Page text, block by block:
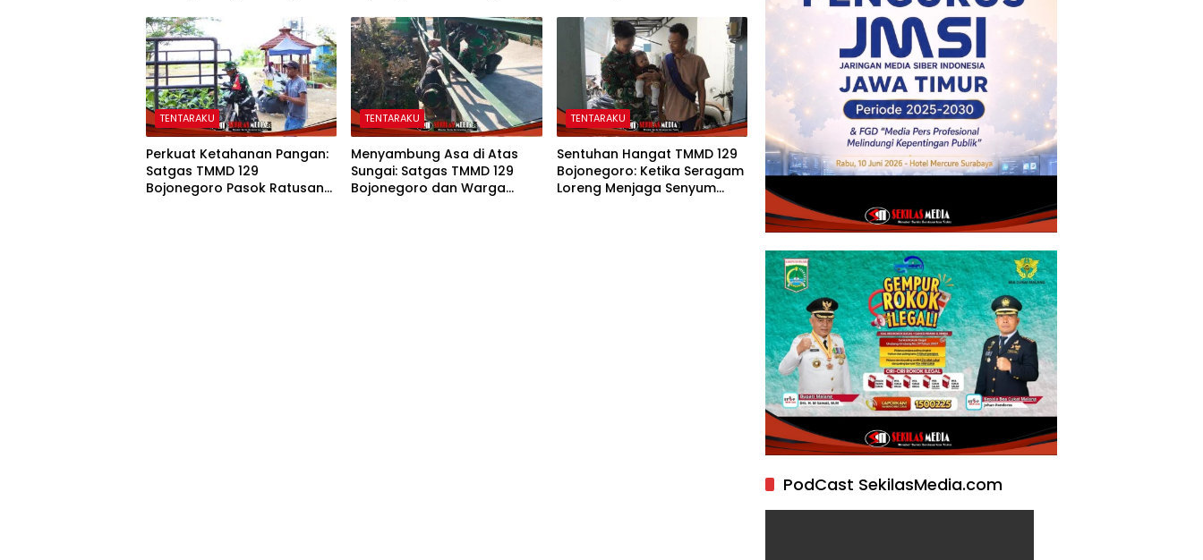
Bojonegoro
di Kesongo
TENTARAKU
Perkuat Ketahanan Pangan:
Satgas TMMD 129
Bojonegoro Pasok Ratusan
TENTARAKU
Menyambung Asa di Atas
Sungai: Satgas TMMD 129
Bojonegoro dan Warga
TENTARAKU
Sentuhan Hangat TMMD 129
Bojonegoro: Ketika Seragam
Loreng Menjaga Senyum
PodCast SekilasMedia.com